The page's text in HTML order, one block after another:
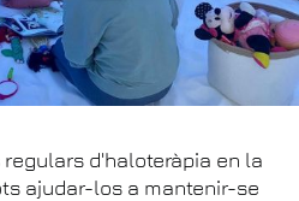
d'haloteràpia en la
ajudar-los a mantenir-se